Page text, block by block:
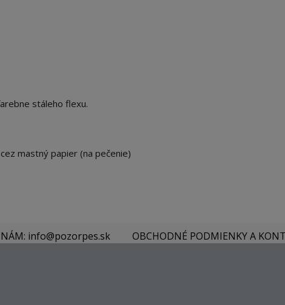
stáleho flexu.
mastný papier (na pečenie)
NÁM: info@pozorpes.sk OBCHODNÉ PODMIENKY A